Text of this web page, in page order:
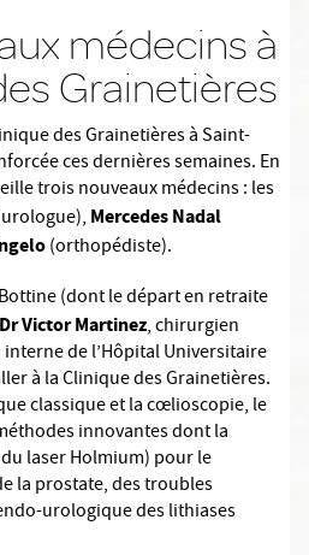
médecins à
Grainetières
des Grainetières à Saint-
ces dernières semaines. En
trois nouveaux médecins : les
Mercedes Nadal
(orthopédiste).
(dont le départ en retraite
Dr Victor Martinez, chirurgien
de l’Hôpital Universitaire
à la Clinique des Grainetières.
classique et la cœlioscopie, le
innovantes dont la
laser Holmium) pour le
la prostate, des troubles
urologique des lithiases